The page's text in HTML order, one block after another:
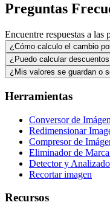
Preguntas
Encuentre respuestas a las
¿Cómo calculo el cambio
¿Puedo calcular
¿Mis valores se guardan o
Herramientas
Conversor de
Redimensionar
Compresor de
Eliminador de
Detector y
Recortar imagen
Recursos